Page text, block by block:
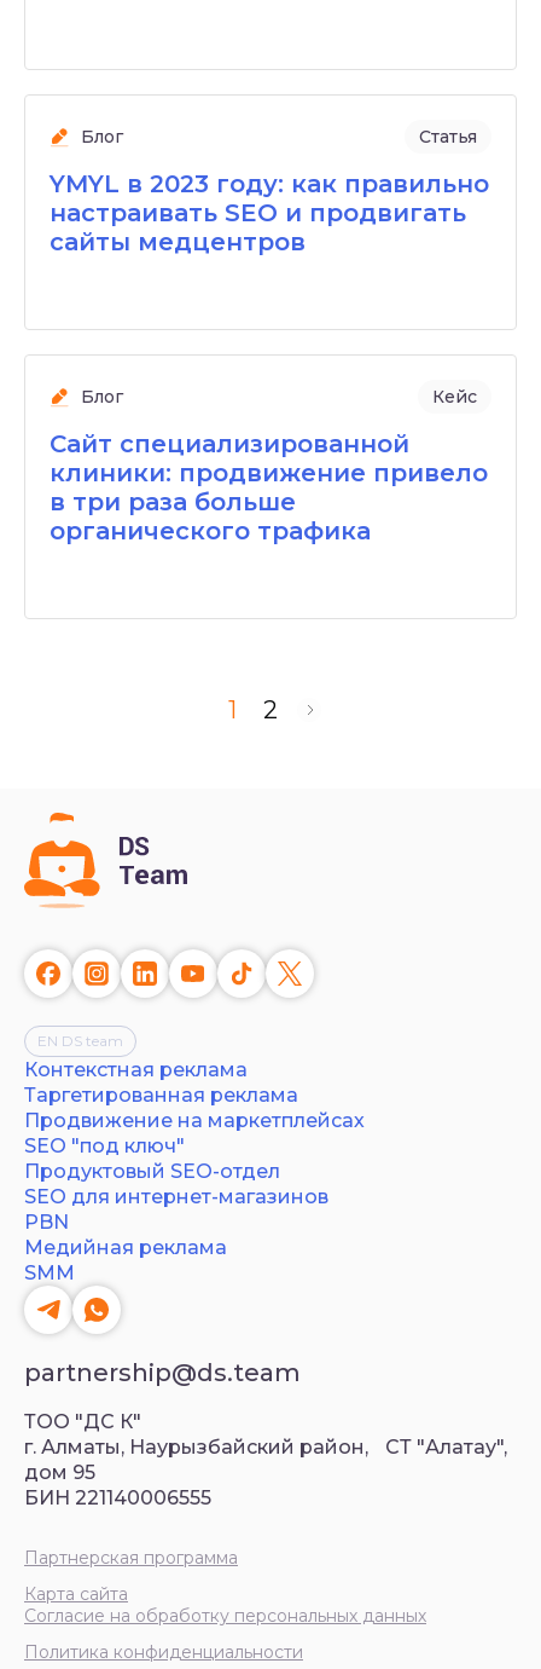
Блог Статья
YMYL в 2023 году: как правильно
настраивать SEO и продвигать
сайты медцентров
Блог Кейс
Сайт специализированной
клиники: продвижение привело
в три раза больше
органического трафика
1 2
EN DS team
Контекстная реклама
Таргетированная реклама
Продвижение на маркетплейсах
SEO "под ключ"
Продуктовый SEO-отдел
SEO для интернет-магазинов
PBN
Медийная реклама
SMM
partnership@ds.team
ТОО "ДС К"
г. Алматы, Наурызбайский район, СТ "Алатау",
дом 95
БИН 221140006555
Согласие на обработку персональных данных
Политика конфиденциальности
Партнерская программа
Карта сайта